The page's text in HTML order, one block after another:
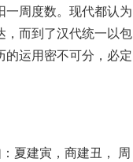
周度数。现代都认为
，而到了汉代统一以包
的运用密不可分，必定
夏建寅，商建丑， 周